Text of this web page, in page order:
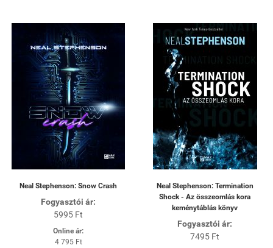
Neal Stephenson: Snow Crash
Fogyasztói ár:
5995 Ft
Online ár:
4 795 Ft
Neal Stephenson: Termination
Shock - Az összeomlás kora
keménytáblás könyv
Fogyasztói ár:
7495 Ft